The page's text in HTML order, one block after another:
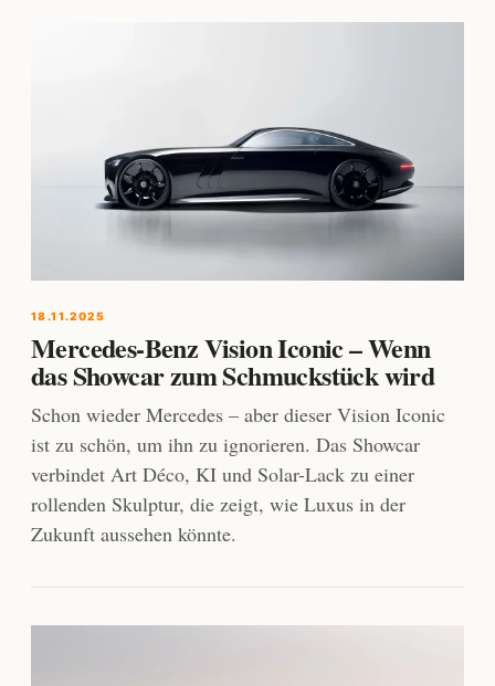
18.11.2025
Mercedes-Benz Vision Iconic – Wenn
das Showcar zum Schmuckstück wird
Schon wieder Mercedes – aber dieser Vision Iconic
ist zu schön, um ihn zu ignorieren. Das Showcar
verbindet Art Déco, KI und Solar-Lack zu einer
rollenden Skulptur, die zeigt, wie Luxus in der
Zukunft aussehen könnte.